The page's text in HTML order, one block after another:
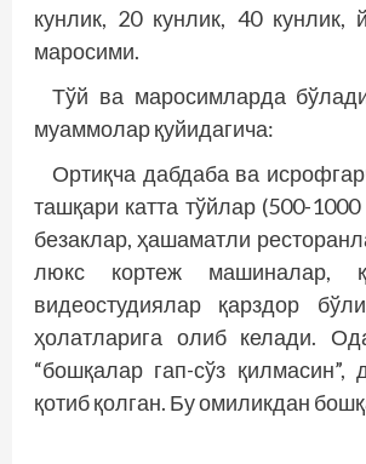
кунлик, 20 кунлик, 40 кунлик,
маросими.
Тўй ва маросимларда
муаммолар қуйидагича:
Ортиқча дабдаба ва
ташқари катта тўйлар (500-
безаклар, ҳашаматли
люкс кортеж машиналар,
видеостудиялар қарздор
ҳолатларига олиб келади.
“бошқалар гап-сўз қилмасин”,
қотиб қолган. Бу омиликдан